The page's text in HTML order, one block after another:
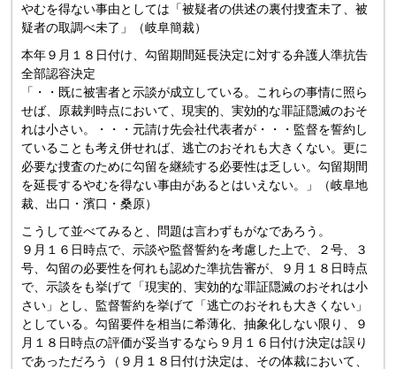
やむを得ない事由としては「被疑者の供述の裏付捜査未了、被
疑者の取調べ未了」（岐阜簡裁）
本年９月１８日付け、勾留期間延長決定に対する弁護人準抗告
全部認容決定
「・・既に被害者と示談が成立している。これらの事情に照ら
せば、原裁判時点において、現実的、実効的な罪証隠滅のおそ
れは小さい。・・・元請け先会社代表者が・・・監督を誓約し
ていることも考え併せれば、逃亡のおそれも大きくない。更に
必要な捜査のために勾留を継続する必要性は乏しい。勾留期間
を延長するやむを得ない事由があるとはいえない。」（岐阜地
裁、出口・濱口・桑原）
こうして並べてみると、問題は言わずもがなであろう。
９月１６日時点で、示談や監督誓約を考慮した上で、２号、３
号、勾留の必要性を何れも認めた準抗告審が、９月１８日時点
で、示談をも挙げて「現実的、実効的な罪証隠滅のおそれは小
さい」とし、監督誓約を挙げて「逃亡のおそれも大きくない」
としている。勾留要件を相当に希薄化、抽象化しない限り、９
月１８日時点の評価が妥当するなら９月１６日付け決定は誤り
であっただろう（９月１８日付け決定は、その体裁において、